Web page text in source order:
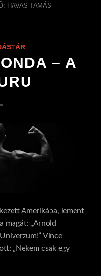
HAVAS TAMÁS
– A
Amerikába, lement
magát: „Arnold
Vince
„Nekem csak egy